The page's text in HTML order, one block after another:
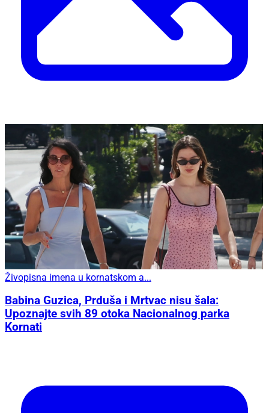
Živopisna imena u kornatskom a...
Babina Guzica, Prduša i Mrtvac nisu šala:
Upoznajte svih 89 otoka Nacionalnog parka
Kornati